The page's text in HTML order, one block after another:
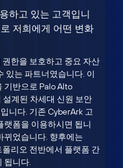
하고 있는 고객입니
저희에게 어떤 변화
한을 보호하고 중요 자산
있는 파트너였습니다. 이
기반으로 Palo Alto
계된 차세대 신원 보안
니다. 기존 CyberArk 고
랫폼을 이용하시면 됩니
뀌었습니다. 향후에는
리오 전반에서 플랫폼 간
됩니다.